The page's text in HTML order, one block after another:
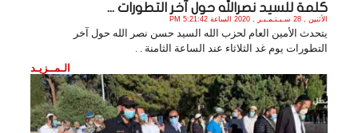
كلمة للسيد نصرالله حول آخر التطورات ...
الأثنين , 28 سـبـتـمـبـر , 2020 الساعة 5:21:42 PM
يتحدث الأمين العام لحزب الله السيد حسن نصر الله حول آخر
التطورات يوم غد الثلاثاء عند الساعة الثامنة . .
الـمــزيـد